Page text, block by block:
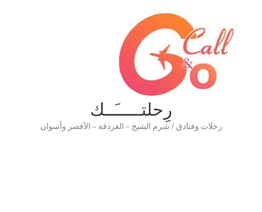
رِحلتـــــَــك
رحلات وفنادق / شرم الشيخ – الغردقة – الأقصر وأسوان